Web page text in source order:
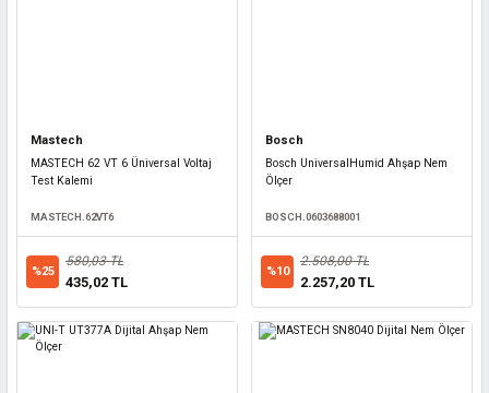
Mastech
MASTECH 62 VT 6 Üniversal Voltaj
Test Kalemi
MASTECH.62VT6
%25
580,03 TL
435,02 TL
Bosch
Bosch UniversalHumid Ahşap Nem
Ölçer
BOSCH.0603688001
%10
2.508,00 TL
2.257,20 TL